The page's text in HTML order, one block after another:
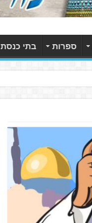
ספרות בתי כנסת